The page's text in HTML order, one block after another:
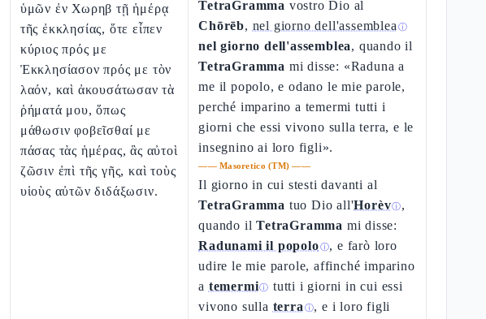
ὑμῶν ἐν Χωρηβ τῇ ἡμέρᾳ
τῆς ἐκκλησίας, ὅτε εἶπεν
κύριος πρός με
Ἐκκλησίασον πρός με τὸν
λαόν, καὶ ἀκουσάτωσαν τὰ
ῥήματά μου, ὅπως
μάθωσιν φοβεῖσθαί με
πάσας τὰς ἡμέρας, ἃς αὐτοὶ
ζῶσιν ἐπὶ τῆς γῆς, καὶ τοὺς
υἱοὺς αὐτῶν διδάξωσιν.
TetraGramma vostro Dio al
Chōrēb, nel giorno dell'assemblea ⓘ
nel giorno dell'assemblea, quando il
TetraGramma mi disse: «Raduna a
me il popolo, e odano le mie parole,
perché imparino a temermi tutti i
giorni che essi vivono sulla terra, e le
insegnino ai loro figli».
——Masoretico (TM) ——
Il giorno in cui stesti davanti al
TetraGramma tuo Dio all'Horèvⓘ,
quando ilTetraGramma mi disse:
Radunami il popoloⓘ, e farò loro
udire le mie parole, affinché imparino
a temermiⓘ tutti i giorni in cui essi
vivono sulla terra ⓘ, e i loro figli